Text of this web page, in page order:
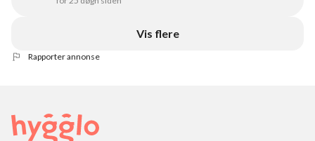
Vis flere
Rapporter annonse